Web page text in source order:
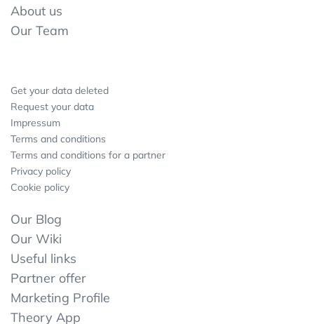
About us
Our Team
Get your data deleted
Request your data
Impressum
Terms and conditions
Terms and conditions for a partner
Privacy policy
Cookie policy
Our Blog
Our Wiki
Useful links
Partner offer
Marketing Profile
Theory App